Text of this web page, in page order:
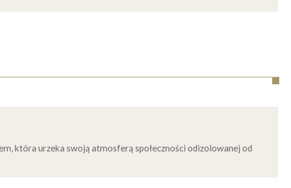
która urzeka swoją atmosferą społeczności odizolowanej od